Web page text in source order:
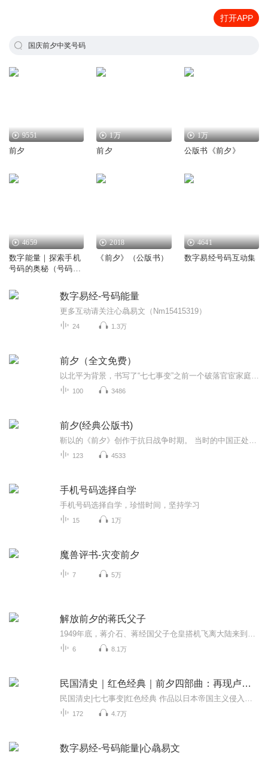
打开APP
国庆前夕中奖号码
9551
前夕
1万
前夕
1万
公版书《前夕》
4659
数字能量｜探索手机
号码的奥秘（号码预
2018
《前夕》（公版书）
4641
数字易经号码互动集
数字易经-号码能量
更多互动请关注心骉易文（Nm15415319）
24 1.3万
前夕（全文免费）
100 3486
前夕(经典公版书)
123 4533
手机号码选择自学
手机号码选择自学，珍惜时间，坚持学习
15 1万
魔兽评书-灾变前夕
7 5万
解放前夕的蒋氏父子
6 8.1万
民国清史｜红色经典｜前夕四部曲：再现卢沟桥事变前夕
172 4.7万
数字易经-号码能量|心骉易文